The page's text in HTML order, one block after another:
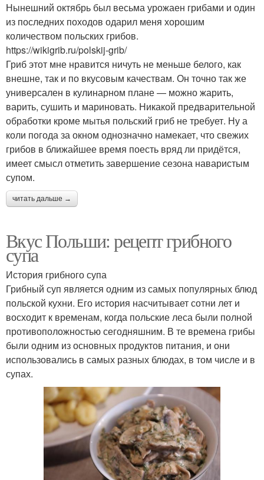
Нынешний октябрь был весьма урожаен грибами и один
из последних походов одарил меня хорошим
количеством польских грибов.
https://wikigrib.ru/polskij-grib/
Гриб этот мне нравится ничуть не меньше белого, как
внешне, так и по вкусовым качествам. Он точно так же
универсален в кулинарном плане — можно жарить,
варить, сушить и мариновать. Никакой предварительной
обработки кроме мытья польский гриб не требует. Ну а
коли погода за окном однозначно намекает, что свежих
грибов в ближайшее время поесть вряд ли придётся,
имеет смысл отметить завершение сезона наваристым
супом.
читать дальше →
Вкус Польши: рецепт грибного
супа
История грибного супа
Грибный суп является одним из самых популярных блюд
польской кухни. Его история насчитывает сотни лет и
восходит к временам, когда польские леса были полной
противоположностью сегодняшним. В те времена грибы
были одним из основных продуктов питания, и они
использовались в самых разных блюдах, в том числе и в
супах.